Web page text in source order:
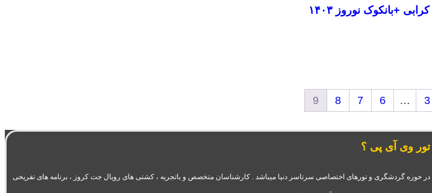
+بانکوک نوروز ۱۴۰۳
3
…
6
7
8
9
تور وی آی پی ؟
و فعال قدرت گرفته از آژانس سفرهای دلربا ایرانیان با نزدیک به 11 سال سابقه فعالیت در حوزه گردشگری و تورهای اختصاصی سرتاسر دنیا میباشد . کارشناسان متخصص و باتجربه ، کشتی های رویال جت کروز ، برنامه های تفریحی